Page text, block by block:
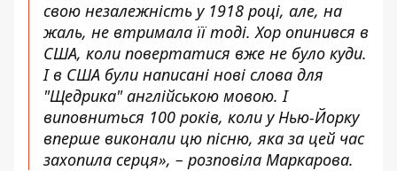
свою незалежність у 1918 році, але, на
жаль, не втримала її тоді. Хор опинився в
США, коли повертатися вже не було куди.
І в США були написані нові слова для
"Щедрика" англійською мовою. І
виповниться 100 років, коли у Нью-Йорку
вперше виконали цю пісню, яка за цей час
захопила серця», – розповіла Маркарова.